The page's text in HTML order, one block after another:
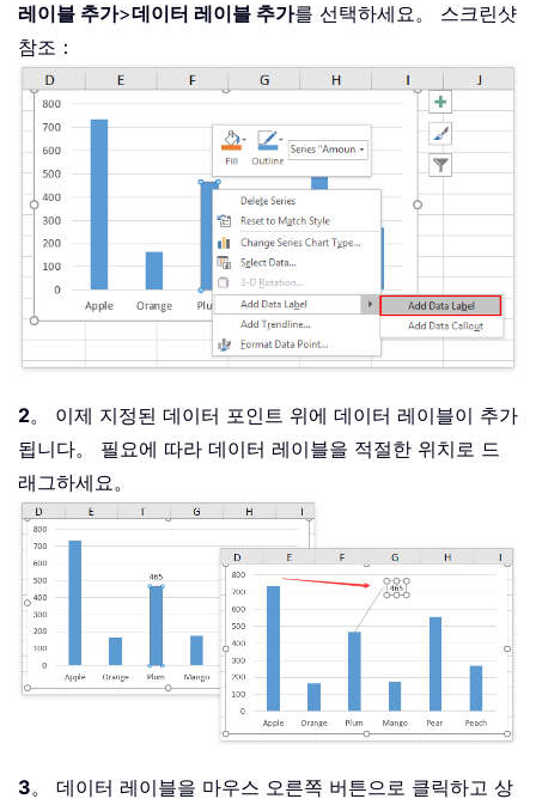
레이블 추가>데이터 레이블 추가를 선택하세요。 스크린샷
참조：
2。 이제 지정된 데이터 포인트 위에 데이터 레이블이 추가
됩니다。 필요에 따라 데이터 레이블을 적절한 위치로 드
래그하세요。
3。 데이터 레이블을 마우스 오른쪽 버튼으로 클릭하고 상